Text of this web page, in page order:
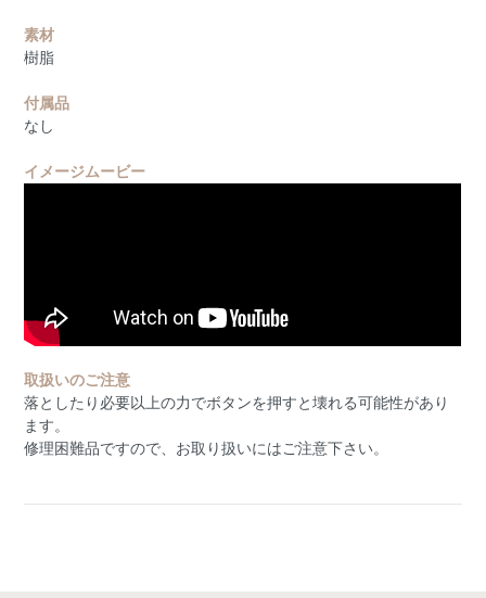
素材
樹脂
付属品
なし
イメージムービー
取扱いのご注意
落としたり必要以上の力でボタンを押すと壊れる可能性があり
ます。
修理困難品ですので、お取り扱いにはご注意下さい。